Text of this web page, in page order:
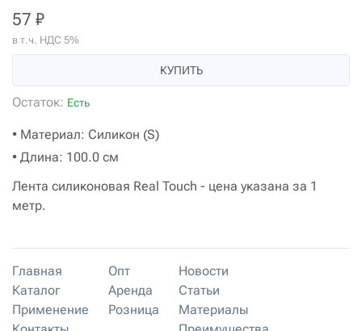
57 ₽
в т.ч. НДС 5%
КУПИТЬ
Остаток: Есть
• Материал: Силикон (S)
• Длина: 100.0 см
Лента силиконовая Real Touch - цена указана за 1
метр.
Главная
Каталог
Применение
Опт
Аренда
Розница
Новости
Статьи
Материалы